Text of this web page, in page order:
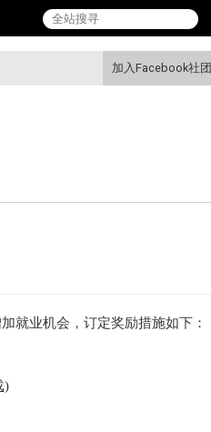
加入Facebook社团
就业机会，订定奖励措施如下：
)